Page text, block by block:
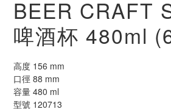
BEER CRAFT
啤酒杯 480ml
高度 156 mm
口徑 88 mm
容量 480 ml
型號 120713